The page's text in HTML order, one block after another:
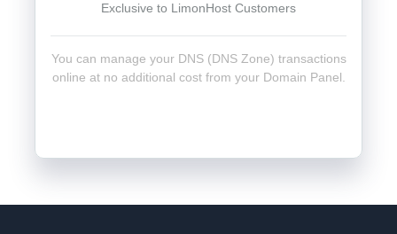
Exclusive to LimonHost Customers
You can manage your DNS (DNS Zone) transactions
online at no additional cost from your Domain Panel.